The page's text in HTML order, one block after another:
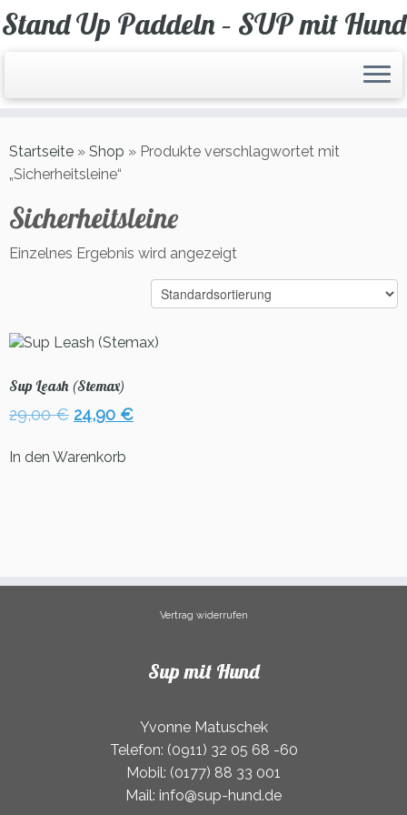
Zum
Inhalt
Stand Up Paddeln – SUP mit Hund
Startseite » Shop » Produkte verschlagwortet mit
„Sicherheitsleine“
Sicherheitsleine
Einzelnes Ergebnis wird angezeigt
Sup Leash (Stemax)
29,00€ Ursprünglicher
war:
24,90 €Aktueller
In den Warenkorb
Vertrag widerrufen
Sup mit Hund
Yvonne Matuschek
Telefon: (0911) 32 05 68 -60
Mobil: (0177) 88 33 001
Mail: info@sup-hund.de